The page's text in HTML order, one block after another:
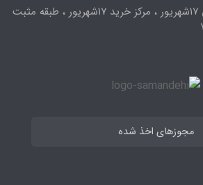
مشهد ، میدان ۱۷شهریور ، مرکز خرید ۱۷شهریور ، طبقه مثبت
مجوزهای اخذ شده